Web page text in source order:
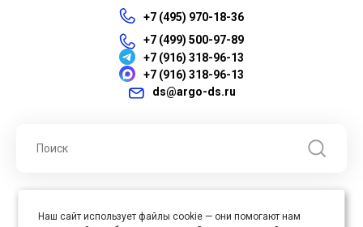
+7 (495) 970-18-36
+7 (499) 500-97-89
+7 (916) 318-96-13
+7 (916) 318-96-13
ds@argo-ds.ru
права защищены
Наш сайт использует файлы cookie — они помогают нам